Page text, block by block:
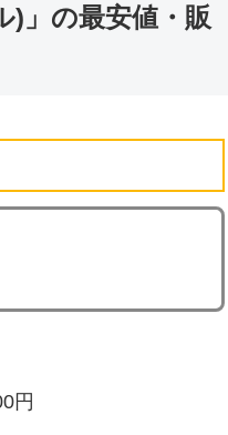
」の最安値・販
円